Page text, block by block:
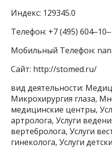
Индекс: 129345.0
Телефон: +7 (495)
Мобильный Телефон: nan
Сайт: http://stomed.ru/
вид деятельности:
Микрохирургия глаза,
медицинские центры,
артролога, Услуги
вертебролога, Услуги
гинеколога, Услуги